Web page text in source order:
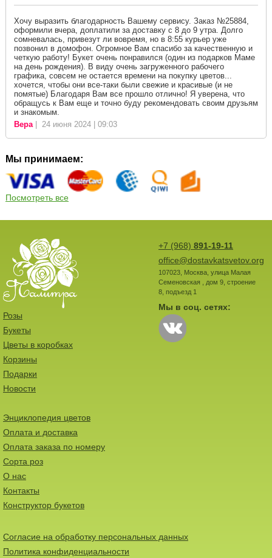
Хочу выразить благодарность Вашему сервису. Заказ №25884,
оформили вчера, доплатили за доставку с 8 до 9 утра. Долго
сомневалась, привезут ли вовремя, но в 8:55 курьер уже
позвонил в домофон. Огромное Вам спасибо за качественную и
четкую работу! Букет очень понравился (один из подарков Маме
на день рождения). В виду очень загруженного рабочего
графика, совсем не остается времени на покупку цветов...
хочется, чтобы они все-таки были свежие и красивые (и не
помятые) Благодаря Вам все прошло отлично! Я уверена, что
обращусь к Вам еще и точно буду рекомендовать своим друзьям
и знакомым.
Вера| 24 июня 2024 | 09:03
Мы принимаем:
Посмотреть все
+7 (968) 891-19-11
office@dostavkatsvetov.org
107023, Москва, улица Малая
Семеновская , дом 9, строение
8, подъезд 1
Мы в соц. сетях:
Розы
Букеты
Цветы в коробках
Корзины
Подарки
Новости
Энциклопедия цветов
Оплата и доставка
Оплата заказа по номеру
Сорта роз
О нас
Контакты
Конструктор букетов
Согласие на обработку персональных данных
Политика конфиденциальности